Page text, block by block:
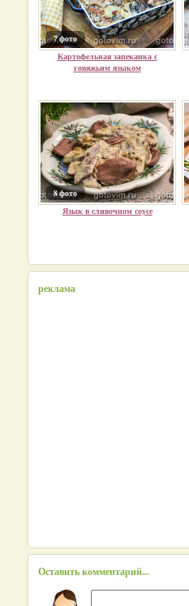
7 фото
Картофельная запеканка с
говяжьим языком
8 фото
Язык в сливочном соусе
реклама
Оставить комментарий...